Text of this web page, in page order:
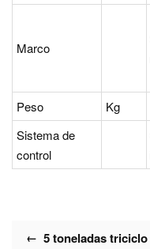
Marco
Peso Kg
Sistema de
control
←